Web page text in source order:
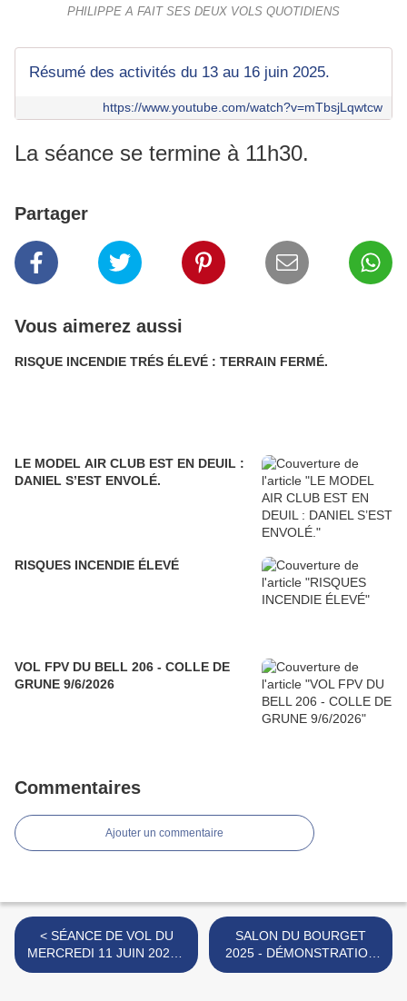
PHILIPPE A FAIT SES DEUX VOLS QUOTIDIENS
Résumé des activités du 13 au 16 juin 2025.
https://www.youtube.com/watch?v=mTbsjLqwtcw
La séance se termine à 11h30.
Partager
Vous aimerez aussi
RISQUE INCENDIE TRÉS ÉLEVÉ : TERRAIN FERMÉ.
LE MODEL AIR CLUB EST EN DEUIL :
DANIEL S’EST ENVOLÉ.
RISQUES INCENDIE ÉLEVÉ
VOL FPV DU BELL 206 - COLLE DE
GRUNE 9/6/2026
Commentaires
Ajouter un commentaire
< SÉANCE DE VOL DU
MERCREDI 11 JUIN 2025 -
COLLE DE GRUNE.
SALON DU BOURGET
2025 - DÉMONSTRATION
DU RAFALE >